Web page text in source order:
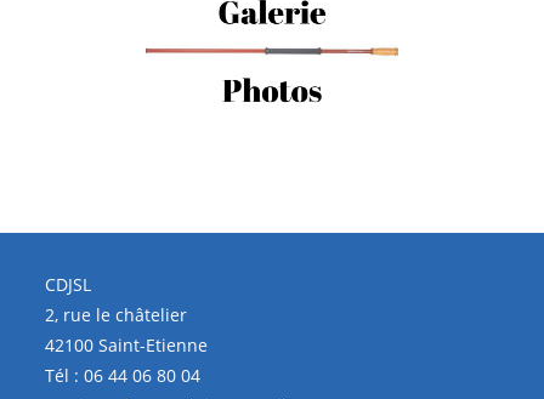
CDJSL
2, rue le châtelier
42100 Saint-Etienne
Tél :06 44 06 80 04